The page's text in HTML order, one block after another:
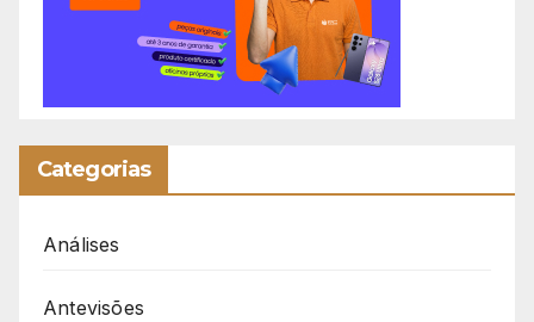
Categorias
Análises
Antevisões